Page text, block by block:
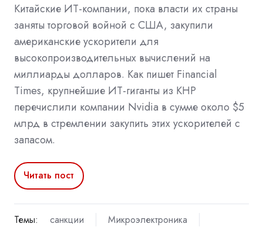
Китайские ИТ-компании, пока власти их страны
заняты торговой войной с США, закупили
американские ускорители для
высокопроизводительных вычислений на
миллиарды долларов. Как пишет Financial
Times, крупнейшие ИТ-гиганты из КНР
перечислили компании Nvidia в сумме около $5
млрд в стремлении закупить этих ускорителей с
запасом.
Читать пост
Темы: санкции
Микроэлектроника